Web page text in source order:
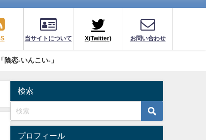
当サイトについて X(Twitter) お問い合わせ
陰恋-いんこい-」
検索
プロフィール